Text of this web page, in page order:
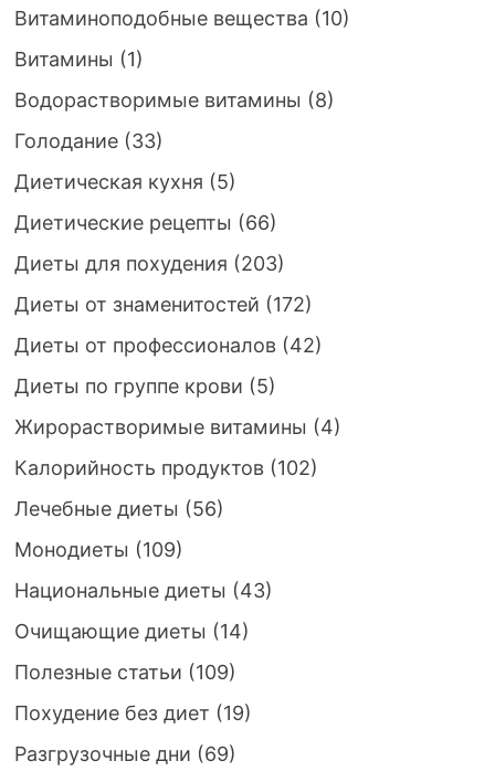
Витаминоподобные вещества (10)
Витамины (1)
Водорастворимые витамины (8)
Голодание(33)
Диетическая кухня (5)
Диетические рецепты (66)
Диеты для похудения (203)
Диеты от знаменитостей (172)
Диеты от профессионалов(42)
Диеты по группе крови (5)
Жирорастворимые витамины (4)
Калорийность продуктов(102)
Лечебные диеты (56)
Монодиеты (109)
Национальные диеты (43)
Очищающие диеты (14)
Полезные статьи (109)
Похудение без диет (19)
Разгрузочные дни (69)